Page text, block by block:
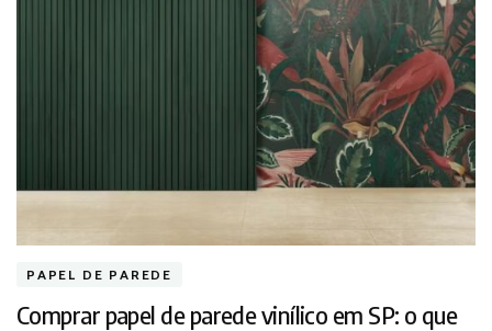
PAPEL DE PAREDE
Comprar papel de parede vinílico em SP: o que